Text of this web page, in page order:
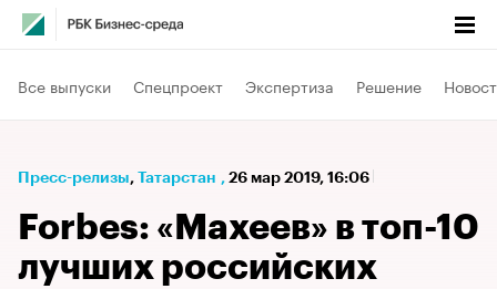
Все выпуски Спецпроект Экспертиза Решение
Пресс-релизы⁠, Татарстан , 26 мар 2019, 16:06
Forbes: «Махеев» в топ-10
лучших российских